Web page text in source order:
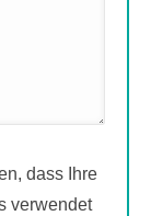
dass Ihre
verwendet